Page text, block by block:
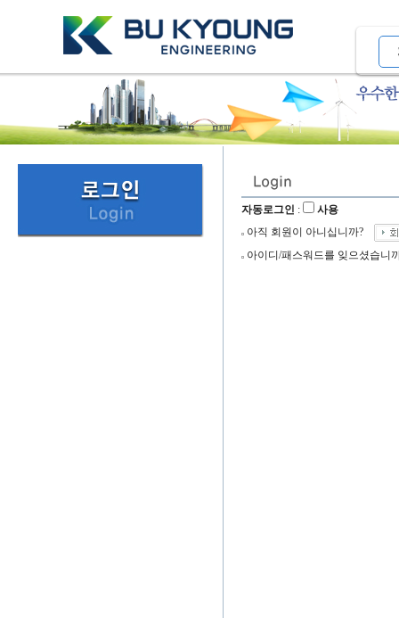
자동로그인 :
사용
아직 회원이 아니십니까?
아이디/패스워드를 잊으셨습